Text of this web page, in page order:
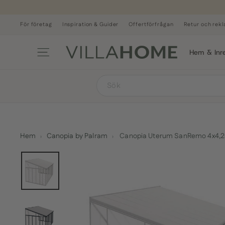
För företag Inspiration & Guider Offertförfrågan Retur och
Sidnavigering Hem &
Hem › Canopia by Palram › Canopia Uterum SanRemo